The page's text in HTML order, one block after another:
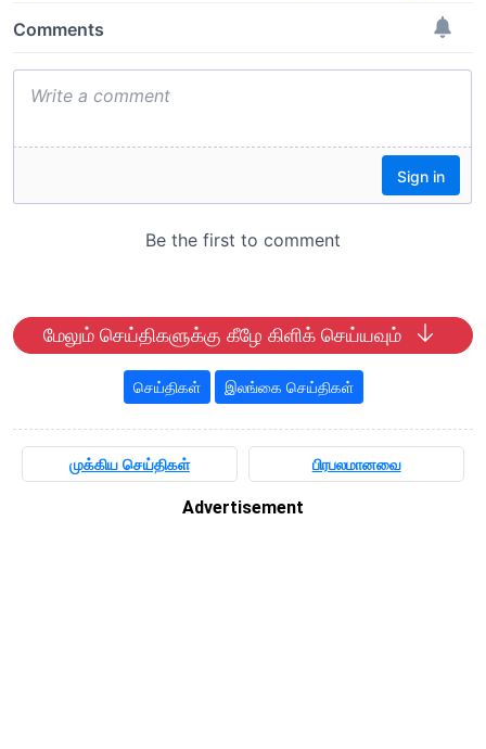
மேலும் செய்திகளுக்கு கீழே கிளிக் செய்யவும்
செய்திகள் இலங்கை செய்திகள்
முக்கிய செய்திகள் பிரபலமானவை
Advertisement